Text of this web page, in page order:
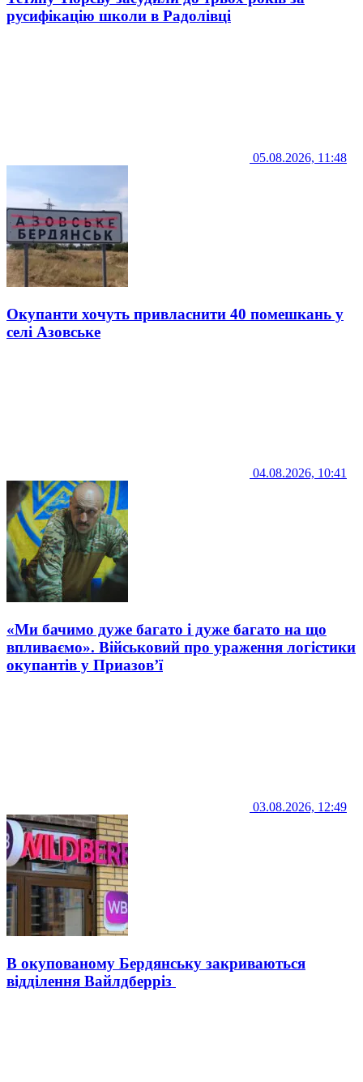
русифікацію школи в Радолівці
05.08.2026, 11:48
Окупанти хочуть привласнити 40 помешкань у
селі Азовське
04.08.2026, 10:41
«Ми бачимо дуже багато і дуже багато на що
впливаємо». Військовий про ураження логістики
окупантів у Приазов’ї
03.08.2026, 12:49
В окупованому Бердянську закриваються
відділення Вайлдберріз